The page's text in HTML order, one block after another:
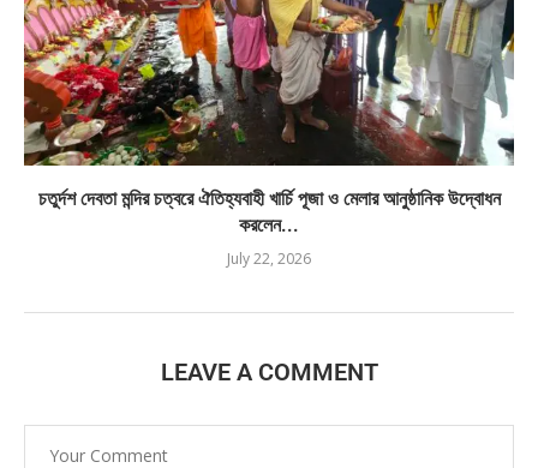
চতুর্দশ দেবতা মন্দির চত্বরে ঐতিহ্যবাহী খার্চি পূজা ও মেলার আনুষ্ঠানিক উদ্বোধন
করলেন...
July 22, 2026
LEAVE A COMMENT